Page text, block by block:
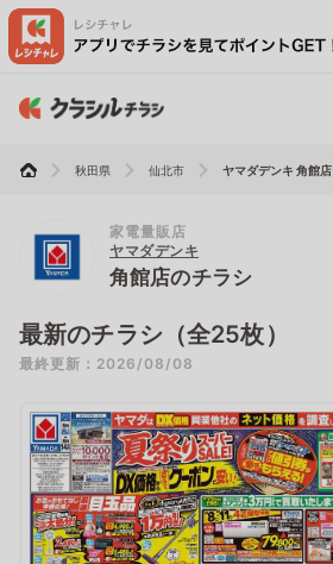
秋田県 仙北市 ヤマダデンキ 角館店
家電量販店
ヤマダデンキ
角館店のチラシ
最新のチラシ（全25枚）
最終更新：2026/08/08